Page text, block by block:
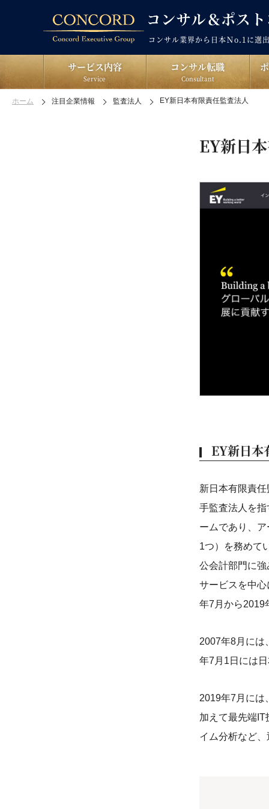
コンサル業界から日本Ｎo.1に選
サービス内容
Service
コンサル転職
Consultant
ホーム 注目企業情報 監査法人 EY新日本有限責任監査法人
EY新日
EY新日本
新日本有限責
手監査法人を
ームであり、
1つ）を務めて
公会計部門に
サービスを中
年7月から2019
2007年8月には
年7月1日には
2019年7月には
加えて最先端IT
イム分析など、